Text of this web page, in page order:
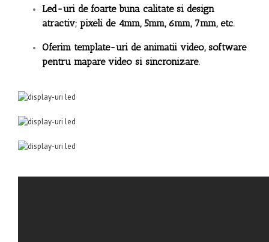
Led-uri de foarte buna calitate si design
atractiv; pixeli de 4mm, 5mm, 6mm, 7mm, etc.
Oferim template-uri de animatii video, software
pentru mapare video si sincronizare.